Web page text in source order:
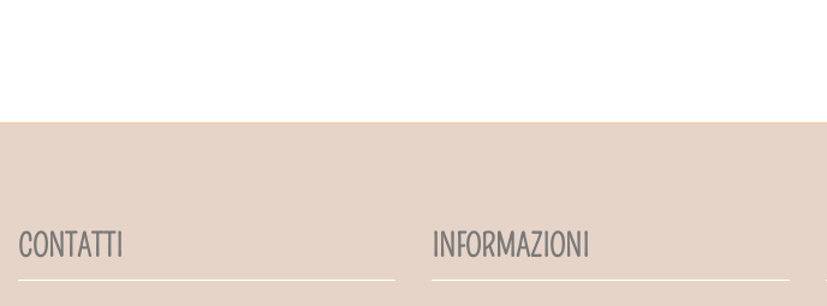
CONTATTI INFORMAZIONI